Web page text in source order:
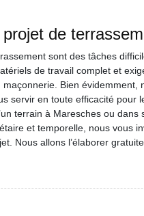
de
sont des tâches
de travail complet et
maçonnerie. Bien évidemment,
servir en toute efficacité pour
terrain à Maresches ou
et temporelle, nous vous
Nous allons l’élaborer